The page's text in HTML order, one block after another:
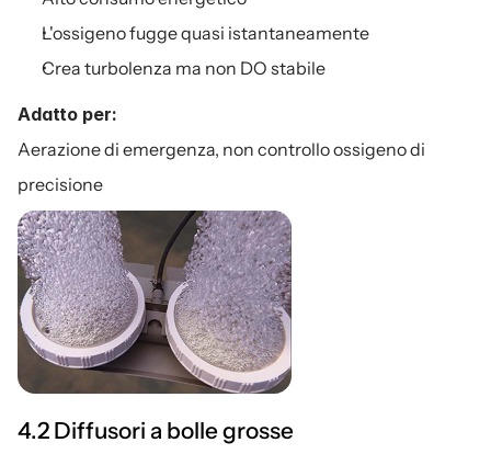
L'ossigeno fugge quasi istantaneamente
Crea turbolenza ma non DO stabile
Adatto per:
Aerazione di emergenza, non controllo ossigeno di
precisione
4.2 Diffusori a bolle grosse